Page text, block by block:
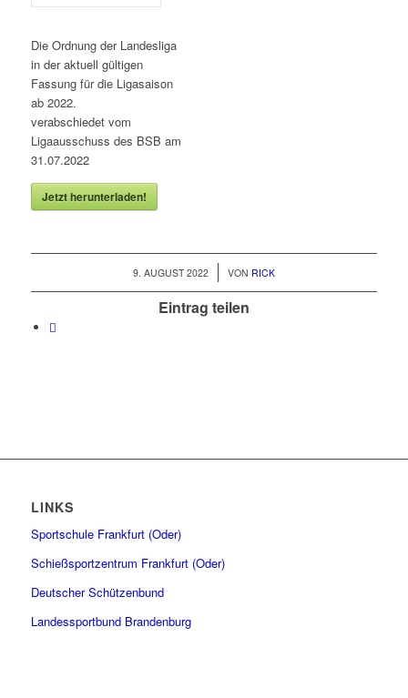
Die Ordnung der Landesliga
in der aktuell gültigen
Fassung für die Ligasaison
ab 2022.
verabschiedet vom
Ligaausschuss des BSB am
31.07.2022
Jetzt herunterladen!
9. AUGUST 2022
/ VON RICK
Eintrag teilen
LINKS
Sportschule Frankfurt (Oder)
Schießsportzentrum Frankfurt (Oder)
Deutscher Schützenbund
Landessportbund Brandenburg